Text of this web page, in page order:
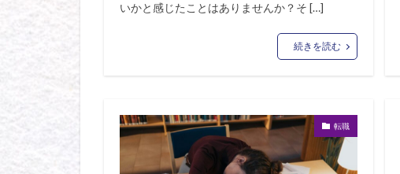
いかと感じたことはありませんか？そ […]
続きを読む
転職